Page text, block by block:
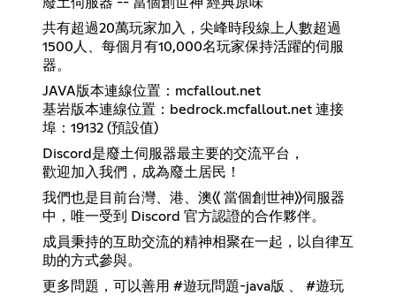
共有超過20萬玩家加入，尖峰時段線上人數超過
1500人、每個月有10,000名玩家保持活躍的伺服
器。
JAVA版本連線位置：mcfallout.net
基岩版本連線位置：bedrock.mcfallout.net 連接
埠：19132 (預設值)
Discord是廢土伺服器最主要的交流平台，
歡迎加入我們，成為廢土居民！
我們也是目前台灣、港、澳《 當個創世神》伺服器
中，唯一受到 Discord 官方認證的合作夥伴。
成員秉持的互助交流的精神相聚在一起，以自律互
助的方式參與。
更多問題，可以善用 #遊玩問題-java版 、 #遊玩